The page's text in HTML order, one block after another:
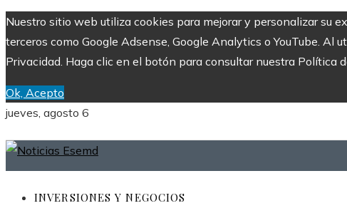
Nuestro sitio web utiliza cookies para mejorar y personalizar su
terceros como Google Adsense, Google Analytics o YouTube.
Privacidad. Haga clic en el botón para consultar nuestra Política
Ok, Acepto
jueves, agosto 6
INVERSIONES Y NEGOCIOS